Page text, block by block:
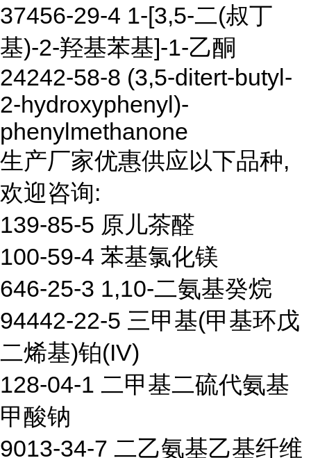
37456-29-4 1-[3,5-二(叔丁
基)-2-羟基苯基]-1-乙酮
24242-58-8 (3,5-ditert-butyl-
2-hydroxyphenyl)-
phenylmethanone
生产厂家优惠供应以下品种,
欢迎咨询:
139-85-5 原儿茶醛
100-59-4 苯基氯化镁
646-25-3 1,10-二氨基癸烷
94442-22-5 三甲基(甲基环戊
二烯基)铂(IV)
128-04-1 二甲基二硫代氨基
甲酸钠
9013-34-7 二乙氨基乙基纤维